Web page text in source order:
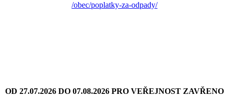
/obec/poplatky-za-odpady/
OD 27.07.2026 DO 07.08.2026 PRO VEŘEJNOST ZAVŘENO